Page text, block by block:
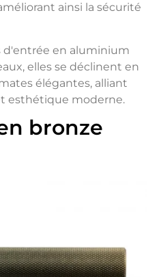
ainsi la sécurité
d'entrée en aluminium
elles se déclinent en
élégantes, alliant
esthétique moderne.
bronze